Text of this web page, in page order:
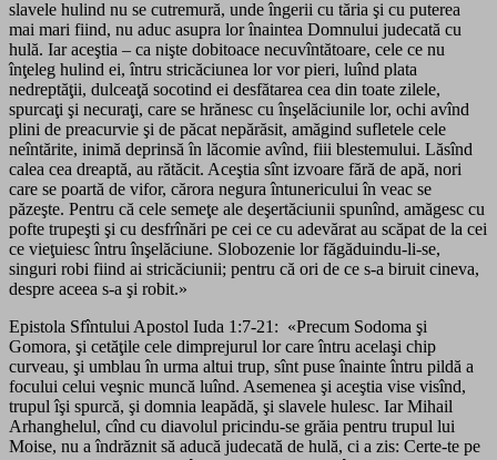
slavele hulind nu se cutremură, unde îngerii cu tăria şi cu puterea
mai mari fiind, nu aduc asupra lor înaintea Domnului judecată cu
hulă. Iar aceştia – ca nişte dobitoace necuvîntătoare, cele ce nu
înţeleg hulind ei, întru stricăciunea lor vor pieri, luînd plata
nedreptăţii, dulceaţă socotind ei desfătarea cea din toate zilele,
spurcaţi şi necuraţi, care se hrănesc cu înşelăciunile lor, ochi avînd
plini de preacurvie şi de păcat nepărăsit, amăgind sufletele cele
neîntărite, inimă deprinsă în lăcomie avînd, fiii blestemului. Lăsînd
calea cea dreaptă, au rătăcit. Aceştia sînt izvoare fără de apă, nori
care se poartă de vifor, cărora negura întunericului în veac se
păzeşte. Pentru că cele semeţe ale deşertăciunii spunînd, amăgesc cu
pofte trupeşti şi cu desfrînări pe cei ce cu adevărat au scăpat de la cei
ce vieţuiesc întru înşelăciune. Slobozenie lor făgăduindu-li-se,
singuri robi fiind ai stricăciunii; pentru că ori de ce s-a biruit cineva,
despre aceea s-a şi robit.»
Epistola Sfîntului Apostol Iuda 1:7-21: «Precum Sodoma şi
Gomora, şi cetăţile cele dimprejurul lor care întru acelaşi chip
curveau, şi umblau în urma altui trup, sînt puse înainte întru pildă a
focului celui veşnic muncă luînd. Asemenea şi aceştia vise visînd,
trupul îşi spurcă, şi domnia leapădă, şi slavele hulesc. Iar Mihail
Arhanghelul, cînd cu diavolul pricindu-se grăia pentru trupul lui
Moise, nu a îndrăznit să aducă judecată de hulă, ci a zis: Certe-te pe